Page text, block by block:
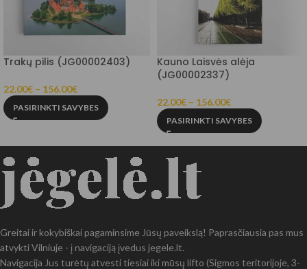
Trakų pilis (JG00002403)
22.00€ – 156.00€
PASIRINKTI SAVYBES
Kauno Laisvės alėja
(JG00002337)
22.00€ – 156.00€
PASIRINKTI SAVYBES
Greitai ir kokybiškai pagaminsime Jūsų paveikslą! Paprasčiausia pas mus
atvykti Vilniuje - į navigaciją įvedus jegele.lt.
Navigacija Jus turėtų atvesti tiesiai iki mūsų lifto (Sigmos teritorijoje, 3-